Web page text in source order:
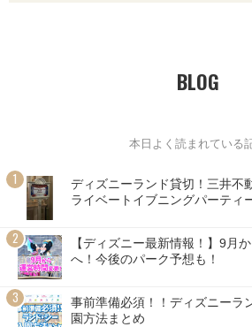
BLOG
本日よく読まれている
ディズニーランド貸切！三井不
ライベートイブニングパーティ
【ディズニー最新情報！】9月
へ！今後のパーク予想も！
事前準備必須！！ディズニーラ
園方法まとめ